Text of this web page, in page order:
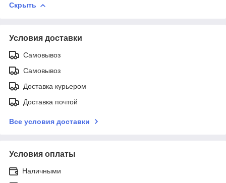
Скрыть
Условия доставки
Самовывоз
Самовывоз
Доставка курьером
Доставка почтой
Все условия доставки
Условия оплаты
Наличными